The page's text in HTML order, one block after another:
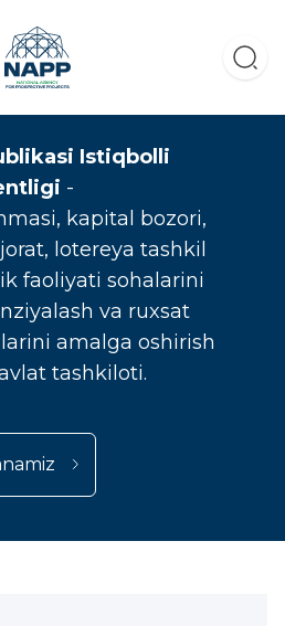
Istiqbolli
-
kapital bozori,
lotereya tashkil
faoliyati sohalarini
va ruxsat
amalga oshirish
tashkiloti.